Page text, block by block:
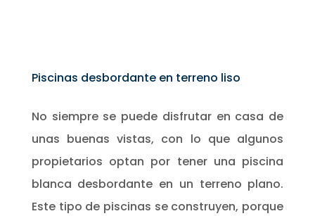
Piscinas desbordante en terreno liso
No siempre se puede disfrutar en casa de
unas buenas vistas, con lo que algunos
propietarios optan por tener una piscina
blanca desbordante en un terreno plano.
Este tipo de piscinas se construyen, porque